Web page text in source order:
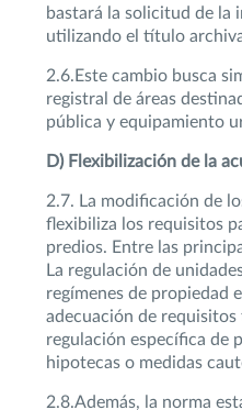
bastará la solicitud de la
utilizando el título
2.6.Este cambio busca
registral de áreas
pública y equipamiento
D) Flexibilización de la
2.7. La modificación de
flexibiliza los requisitos
predios. Entre las
La regulación de
regímenes de propiedad
adecuación de
regulación específica de
hipotecas o medidas
2.8.Además, la norma